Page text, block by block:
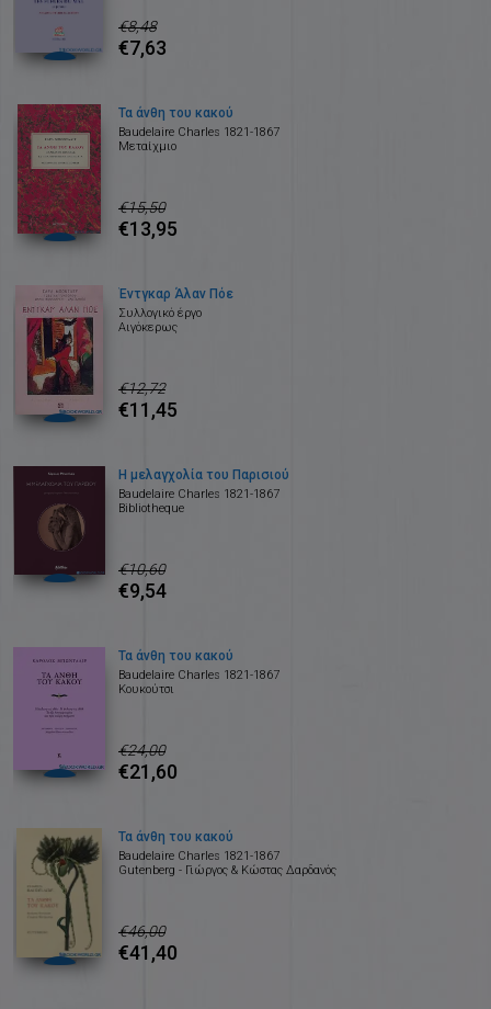
€8,48
€7,63
Τα άνθη του κακού
Baudelaire Charles 1821-1867
Μεταίχμιο
€15,50
€13,95
Έντγκαρ Άλαν Πόε
Συλλογικό έργο
Αιγόκερως
€12,72
€11,45
Η μελαγχολία του Παρισιού
Baudelaire Charles 1821-1867
Bibliotheque
€10,60
€9,54
Τα άνθη του κακού
Baudelaire Charles 1821-1867
Κουκούτσι
€24,00
€21,60
Τα άνθη του κακού
Baudelaire Charles 1821-1867
Gutenberg - Γιώργος & Κώστας Δαρδανός
€46,00
€41,40